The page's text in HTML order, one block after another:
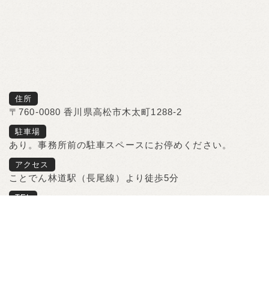
住所
〒760-0080 香川県高松市木太町1288-2
駐車場
あり。事務所前の駐車スペースにお停めください。
アクセス
ことでん林道駅（長尾線）より徒歩5分
TEL